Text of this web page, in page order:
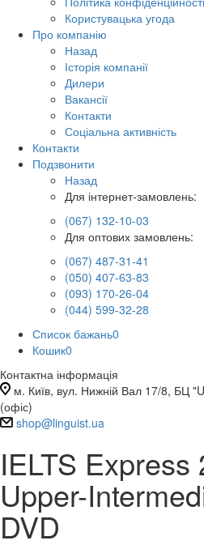
Користувацька угода
Про компанію
Назад
Історія компанії
Дилери
Вакансії
Контакти
Соціальна активність
Контакти
Подзвонити
Назад
Для інтернет-замовлень:
(067) 132-10-03
Для оптових замовлень:
(067) 487-31-41
(050) 407-63-83
(093) 170-26-04
(044) 599-32-28
Список бажань0
Кошик0
Контактна інформація
м. Київ, вул. Нижній Вал 17/8, БЦ
(офіс)
shop@linguist.ua
IELTS Express
Upper-
DVD